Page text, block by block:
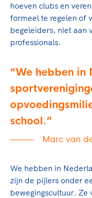
hoeven clubs en
formeel te regelen of
begeleiders, niet aan
professionals.
We hebben in
school.
Marc van
We hebben in
zijn de pijlers onder
bewegingscultuur. Ze